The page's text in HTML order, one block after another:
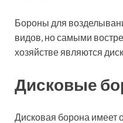
Бороны для
видов, но самыми
хозяйстве являются
Дисковые
Дисковая борона имеет